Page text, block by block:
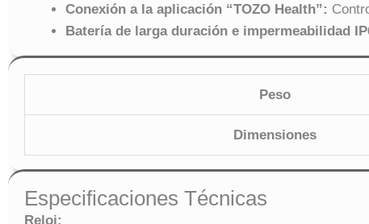
Conexión a la aplicación “TOZO Health”:
Batería de larga duración e impermeabilidad
Peso
Dimensiones
Especificaciones Técnicas
Reloj: